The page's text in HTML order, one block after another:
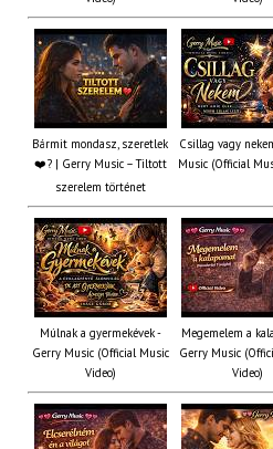
Bármit mondasz, szeretlek
❤️‍? | Gerry Music – Tiltott
szerelem történet
Csillag vagy
Music (Official
Múlnak a gyermekévek -
Gerry Music (Official Music
Video)
Megemelem a
Gerry Music
Video)